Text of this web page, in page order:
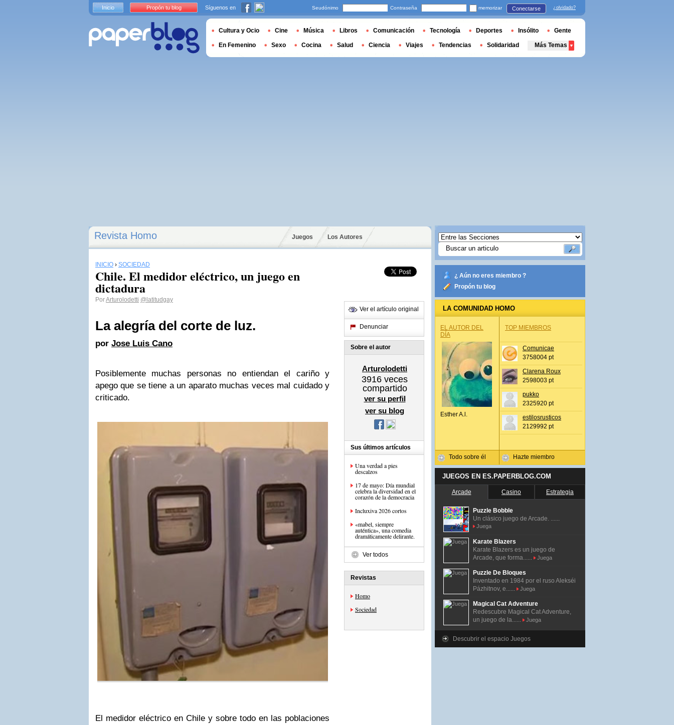
Revista Homo Juegos Los Autores
INICIO › SOCIEDAD
Chile. El medidor eléctrico, un juego en
dictadura
PorArturolodetti @latitudgay
La alegría del corte de luz.
por Jose Luis Cano
Posiblemente muchas personas no entiendan el cariño y
apego que se tiene a un aparato muchas veces mal cuidado y
criticado.
El medidor eléctrico en Chile y sobre todo en las poblaciones
Ver el artículo original
Denunciar
Sobre el autor
Arturolodetti
3916 veces
compartido
ver su perfil
ver su blog
Sus últimos artículos
Una verdad a pies
descalzos
17 de mayo: Día mundial
celebra la diversidad en el
corazón de la democracia
Incluxiva 2026 cortos
«mabel, siempre
auténtica», una comedia
dramáticamente delirante.
Ver todos
Revistas
Homo
Sociedad
¿ Aún no eres miembro ?
Propón tu blog
LA COMUNIDAD HOMO
EL AUTOR DEL
DÍA
Esther A.l.
Todo sobre él
TOP MIEMBROS
Comunicae
3758004 pt
Clarena Roux
2598003 pt
pukko
2325920 pt
estilosrusticos
2129992 pt
Hazte miembro
JUEGOS EN ES.PAPERBLOG.COM
Arcade Casino Estrategia
Puzzle Bobble
Un clásico juego de Arcade. ......
Juega
Karate Blazers
Karate Blazers es un juego de
Arcade, que forma......
Juega
Puzzle De Bloques
Inventado en 1984 por el ruso Alekséi
Pázhitnov, e......
Juega
Magical Cat Adventure
Redescubre Magical Cat Adventure,
un juego de la......
Juega
Descubrir el espacio Juegos
Inicio Propón tu blog Síguenos en Seudónimo Contraseña memorizar Conectarse ¿olvidado?
Cultura y Ocio Cine Música Libros Comunicación Tecnología Deportes Insólito Gente
En Femenino Sexo Cocina Salud Ciencia Viajes Tendencias Solidaridad Más Temas